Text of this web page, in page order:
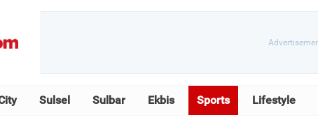
Sulsel Sulbar Ekbis Sports Lifestyle